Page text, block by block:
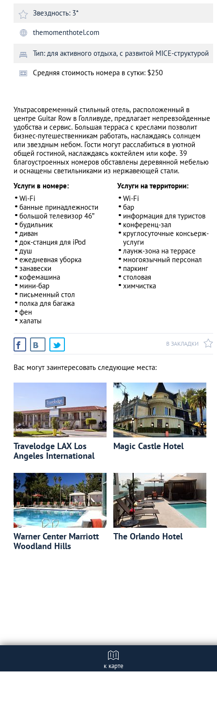
АЗАД
Звездность: 3*
themomenthotel.com
Тип: для активного отдыха, с развитой MICE-структурой
Cредняя стоимость номера в сутки: $250
Ультрасовременный стильный отель, расположенный в
центре Guitar Row в Голливуде, предлагает непревзойденные
удобства и сервис. Большая терраса с креслами позволит
бизнес-путешественникам работать, наслаждаясь солнцем
или звездным небом. Гости могут расслабиться в уютной
общей гостиной, наслаждаясь коктейлем или кофе. 39
благоустроенных номеров обставлены деревянной мебелью
и оснащены светильниками из нержавеющей стали.
Услуги в номере:
Wi-Fi
банные принадлежности
большой телевизор 46”
будильник
диван
док-станция для iPod
душ
ежедневная уборка
занавески
кофемашина
мини-бар
письменный стол
полка для багажа
фен
халаты
Услуги на территории:
Wi-Fi
бар
информация для туристов
конференц-зал
круглосуточные консьерж-
услуги
лаунж-зона на террасе
многоязычный персонал
паркинг
столовая
химчистка
В ЗАКЛАДКИ
Вас могут заинтересовать следующие места:
Travelodge LAX Los
Angeles International
Magic Castle Hotel
Warner Center Marriott
Woodland Hills
The Orlando Hotel
к карте